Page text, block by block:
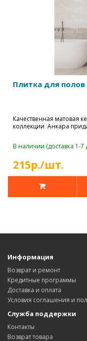
Плитка для полов
Качественная матовая
коллекции Анкара
В наличии (доставка 1-7
215р./шт.
Информация
Возврат и ремонт
Кредитные программы
Доставка и оплата
Условия соглашения и
Служба поддержки
Контакты
Возврат товара